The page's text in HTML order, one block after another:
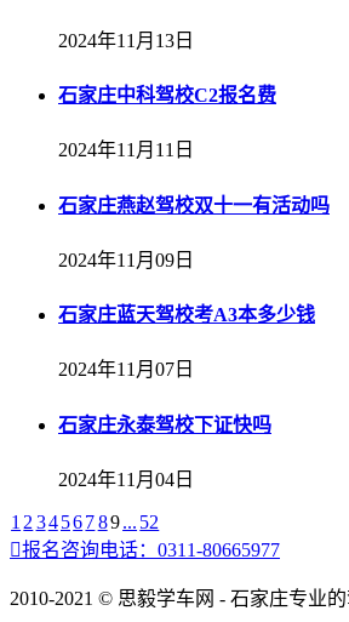
2024年11月13日
石家庄中科驾校C2报名费
2024年11月11日
石家庄燕赵驾校双十一有活动吗
2024年11月09日
石家庄蓝天驾校考A3本多少钱
2024年11月07日
石家庄永泰驾校下证快吗
2024年11月04日
1 2 3456789... 52
报名咨询电话：0311-80665977
2010-2021 © 思毅学车网 - 石家庄专业